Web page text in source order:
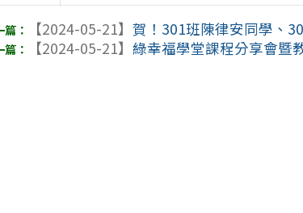
【2024-05-21】賀！301班陳律安同學、
【2024-05-21】綠幸福學堂課程分享會暨